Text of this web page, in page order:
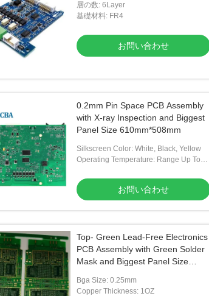
層の数: 6Layer
基礎材料: FR4
お問い合わせ
0.2mm Pin Space PCB Assembly
with X-ray Inspection and Biggest
Panel Size 610mm*508mm
Silkscreen Color: White, Black, Yellow
Operating Temperature: Range Up To
お問い合わせ
Top- Green Lead-Free Electronics
PCB Assembly with Green Solder
Mask and Biggest Panel Size
Bga Size: 0.25mm
Copper Thickness: 1OZ